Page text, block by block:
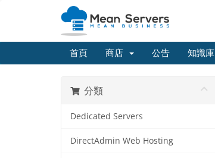
首頁 商店 公告 知識庫
分類
Dedicated Servers
DirectAdmin Web Hosting